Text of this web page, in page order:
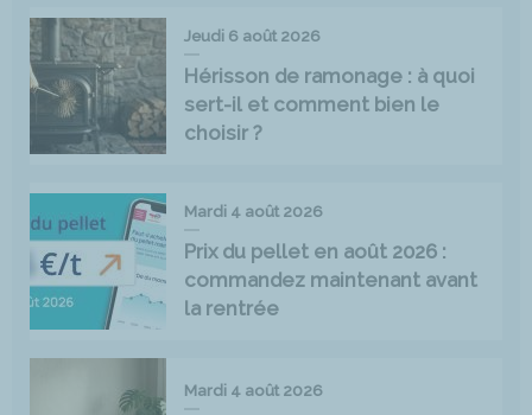
Jeudi 6 août 2026
Hérisson de ramonage : à quoi
sert-il et comment bien le
choisir ?
Mardi 4 août 2026
Prix du pellet en août 2026 :
commandez maintenant avant
la rentrée
Mardi 4 août 2026